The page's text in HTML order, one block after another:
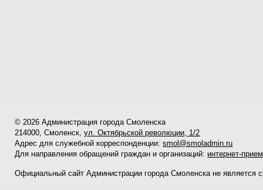
© 2026 Администрация города Смоленска
214000, Смоленск,ул. Октябрьской революции, 1/2
Адрес для служебной корреспонденции:smol@smoladmin.ru
Для направления обращений граждан и организаций: интернет-
Официальный сайт Администрации города Смоленска не является